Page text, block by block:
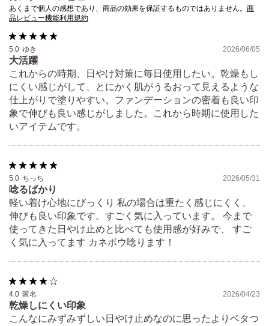
あくまで個人の感想であり、商品の効果を保証するものではありません。 商
品レビュー機能利用規約
5.0 ゆき 2026/06/05
大活躍
これからの時期、日やけ対策に毎日使用したい。乾燥もし
にくい感じがして、とにかく肌がうるおって見えるような
仕上がりで塗りやすい。ファンデーションの密着も良い印
象で伸びも良い感じがしました。これから時期に使用した
いアイテムです。
5.0 ちっち 2026/05/31
唸るばかり
軽い着け心地にびっくり 私の場合は重たく感じにくく、
伸びも良い印象です。すごく気に入っています。 今まで
使ってきた日やけ止めと比べても使用感が好みで、 すご
く気に入ってます カネボウ唸ります！
4.0 匿名 2026/04/23
乾燥しにくい印象
こんなにみずみずしい日やけ止めなのに思ったよりベタつ